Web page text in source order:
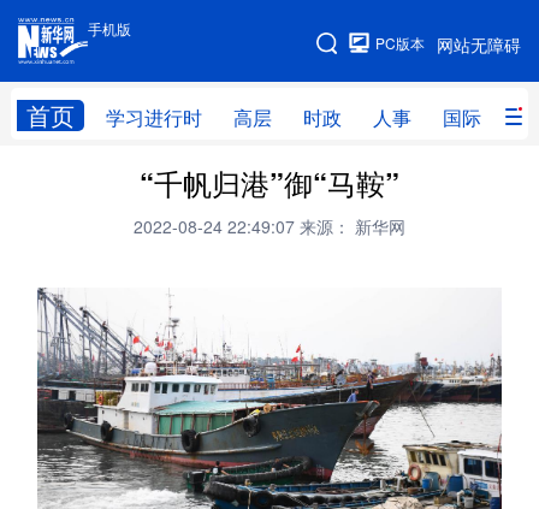
手机版
网站无障碍
PC版本
首页 学习进行时 高层 时政 人事 国际 财
手机版
网站地图
高层 时政
财经 网评
台湾
科技 科创
文化 书画 健康 军事
访谈 视频 图片 政务
法律 中央文件 金融 汽车
“千帆归港”御“马鞍”
2022-08-24 22:49:07 来源： 新华网